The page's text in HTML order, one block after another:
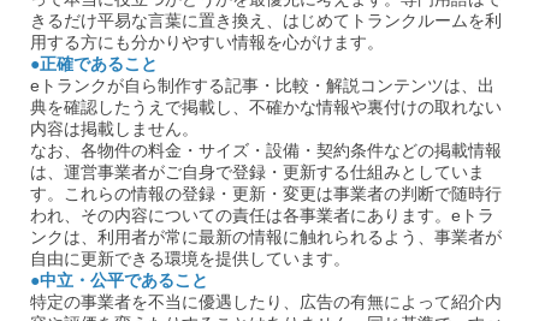
きるだけ平易な言葉に置き換え、はじめてトランクルームを利
用する方にも分かりやすい情報を心がけます。
●正確であること
eトランクが自ら制作する記事・比較・解説コンテンツは、出
典を確認したうえで掲載し、不確かな情報や裏付けの取れない
内容は掲載しません。
なお、各物件の料金・サイズ・設備・契約条件などの掲載情報
は、運営事業者がご自身で登録・更新する仕組みとしていま
す。これらの情報の登録・更新・変更は事業者の判断で随時行
われ、その内容についての責任は各事業者にあります。eトラ
ンクは、利用者が常に最新の情報に触れられるよう、事業者が
自由に更新できる環境を提供しています。
●中立・公平であること
特定の事業者を不当に優遇したり、広告の有無によって紹介内